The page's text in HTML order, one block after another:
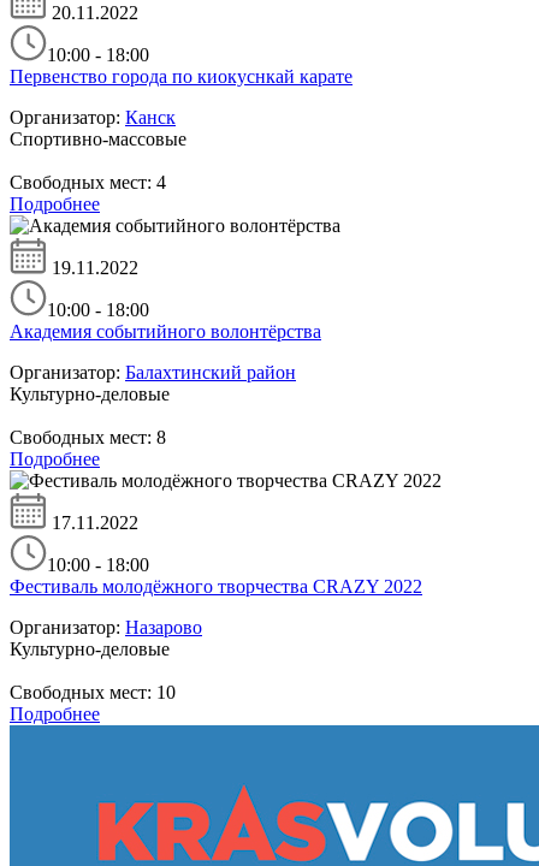
20.11.2022
10:00 - 18:00
Первенство города по киокуснкай карате
Организатор: Канск
Спортивно-массовые
Свободных мест: 4
Подробнее
19.11.2022
10:00 - 18:00
Академия событийного волонтёрства
Организатор: Балахтинский район
Культурно-деловые
Свободных мест: 8
Подробнее
17.11.2022
10:00 - 18:00
Фестиваль молодёжного творчества CRAZY 2022
Организатор: Назарово
Культурно-деловые
Свободных мест: 10
Подробнее